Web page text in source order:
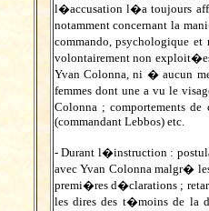
l�accusation l�a toujours
notamment concernant la
commando, psychologique
volontairement non
Yvan Colonna, ni � aucun
femmes dont une a vu le
Colonna ; comportements
(commandant Lebbos) etc.
- Durant l�instruction :
avec Yvan Colonna malgr�
premi�res d�clarations ;
les dires des t�moins de la